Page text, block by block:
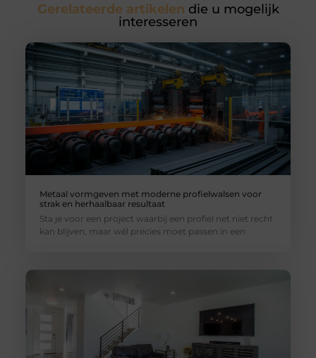
Gerelateerde artikelen die u mogelijk
interesseren
Metaal vormgeven met moderne profielwalsen voor
strak en herhaalbaar resultaat
Sta je voor een project waarbij een profiel net niet recht
kan blijven, maar wél precies moet passen in een